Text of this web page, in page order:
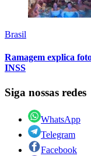
Brasil
Ramagem explica
INSS
Siga nossas redes
WhatsApp
Telegram
Facebook